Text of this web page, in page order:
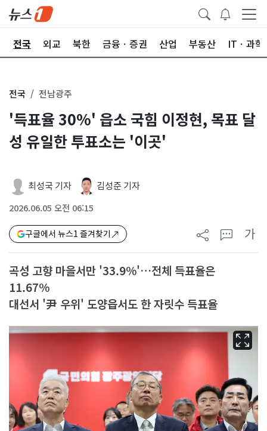
전국 외교 북한 금융ㆍ증권 산업 부동산 ITㆍ과학
전국 전남광주
'득표율 30%' 읍소 국힘 이정현, 목표 달
성 유일한 투표소는 '이곳'
최성국 기자 김성준 기자
2026.06.05 오전 06:15
구글에서 뉴스1 즐겨찾기 가
곡성 고향 마을서만 '33.9%'…전체 득표율은
11.67%
대선서 '尹 우위' 도양읍서도 한 자릿수 득표율